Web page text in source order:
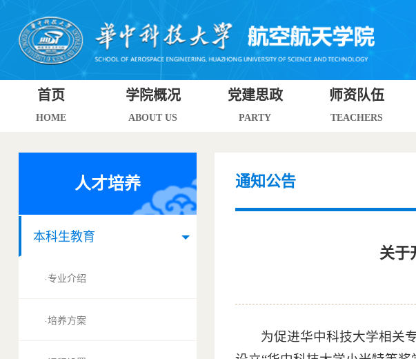
首页
HOME
学院概况
ABOUT US
党建思政
PARTY
师资队伍
TEACHERS
人才培养
本科生教育
·专业介绍
·培养方案
通知公告
关于
为促进华中科技大学相关